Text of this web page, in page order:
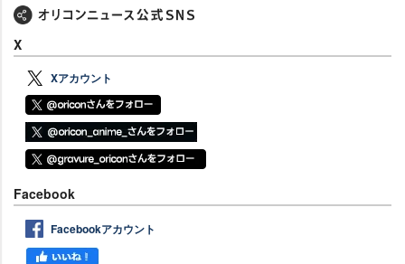
X
Xアカウント
Facebook
Facebookアカウント